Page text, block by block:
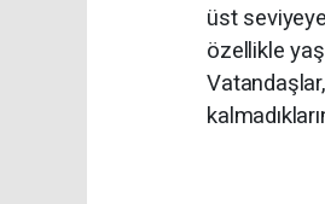
üst
özellikle